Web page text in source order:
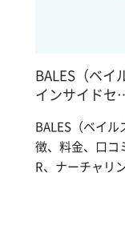
BALES（ベイ
インサイド
BALES（ベイ
徴、料金、口コ
R、ナーチャリ